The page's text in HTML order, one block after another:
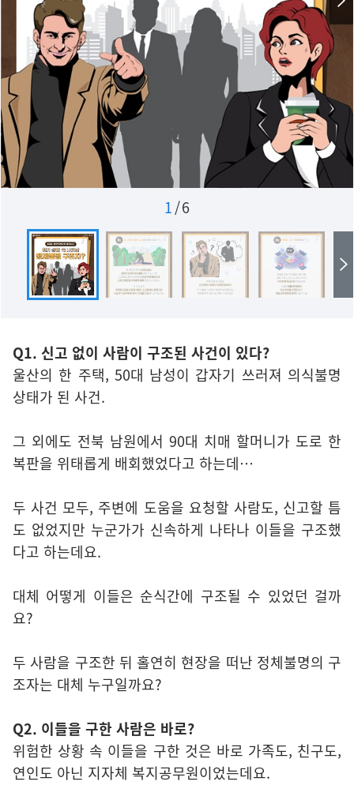
1/6
Q1. 신고 없이 사람이 구조된 사건이 있다?
울산의 한 주택, 50대 남성이 갑자기 쓰러져 의식불명
상태가 된 사건.
그 외에도 전북 남원에서 90대 치매 할머니가 도로 한
복판을 위태롭게 배회했었다고 하는데…
두 사건 모두, 주변에 도움을 요청할 사람도, 신고할 틈
도 없었지만 누군가가 신속하게 나타나 이들을 구조했
다고 하는데요.
대체 어떻게 이들은 순식간에 구조될 수 있었던 걸까
요?
두 사람을 구조한 뒤 홀연히 현장을 떠난 정체불명의 구
조자는 대체 누구일까요?
Q2. 이들을 구한 사람은 바로?
위험한 상황 속 이들을 구한 것은 바로 가족도, 친구도,
연인도 아닌 지자체 복지공무원이었는데요.